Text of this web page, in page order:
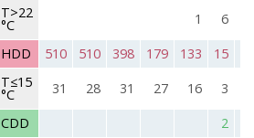
T>22
°C 1 6
HDD 510 510 398 179 133
15
T≤15
°C 31 28 31 27 16
3
CDD
2